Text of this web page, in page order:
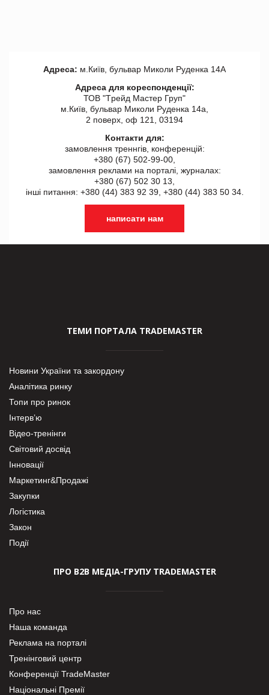
Адреса: м.Київ, бульвар Миколи Руденка 14А
Адреса для кореспонденції:
ТОВ "Tрейд Мастер Груп"
м.Київ, бульвар Миколи Руденка 14а,
2 поверх, оф 121, 03194
Контакти для:
замовлення треннгів, конференцій:
+380 (67) 502-99-00,
замовлення реклами на порталі, журналах:
+380 (67) 502 30 13,
інші питання: +380 (44) 383 92 39, +380 (44) 383 50 34.
написати нам
ТЕМИ ПОРТАЛА TRADEMASTER
Новини України та закордону
Аналітика ринку
Топи про ринок
Інтерв’ю
Відео-тренінги
Світовий досвід
Інновації
Маркетинг&Продажі
Закупки
Логістика
Закон
Події
ПРО В2В МЕДІА-ГРУПУ TRADEMASTER
Про нас
Наша команда
Реклама на порталі
Тренінговий центр
Конференції TradeMaster
Національні Премії